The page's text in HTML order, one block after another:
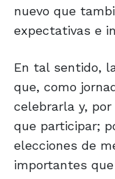
nuevo que
expectativas e
En tal sentido,
que, como
celebrarla y,
que participar;
elecciones de
importantes